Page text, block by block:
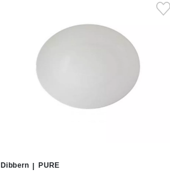
Dibbern PURE